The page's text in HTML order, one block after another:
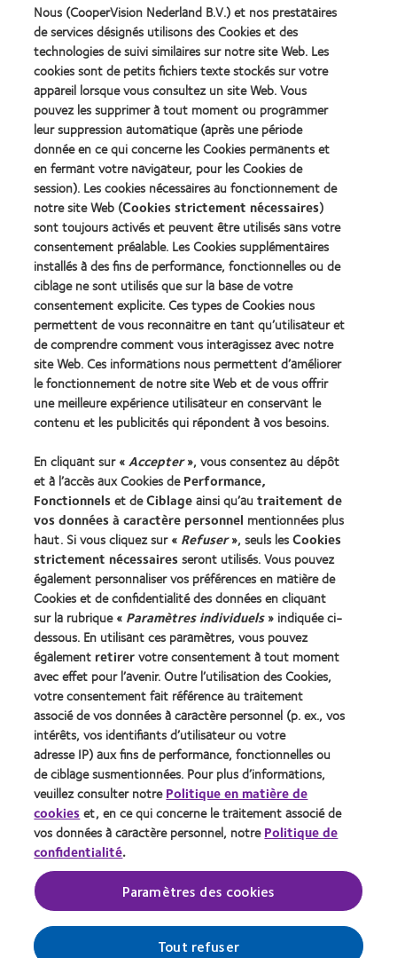
Learn
more
about
Récompense
Silmo
d’Or
du
meilleur
produit
pour
MyDay™
(2013)
Learn
more
about
Contact
Lens
Product
of
the
Year
(2013)
Learn
more
about
2012
&
2010
Best
Companies
for
Leaders
(2012)
Learn
more
about
2011
Best
Factory
Awards
(2011)
Learn
more
about
ODMA
2011
(2011)
Learn
more
about
2012
REBRAND
100®
Global
Award
(2012)
Nos produits
Technologie des lentilles de contact
Trouver un specialiste
Lentilles de contact et vision
Nouveau porteur
Porteur de longue date
À propos de CooperVision
Carrières
Actualites
Contact
Legal
Politique de confidentialité
Cookies
Conditions d'utilisation
Gérer les préférences relatives au consentement
Nous (CooperVision Nederland B.V.) et nos prestataires
de services désignés utilisons des Cookies et des
technologies de suivi similaires sur notre site Web. Les
cookies sont de petits fichiers texte stockés sur votre
appareil lorsque vous consultez un site Web. Vous
pouvez les supprimer à tout moment ou programmer
leur suppression automatique (après une période
donnée en ce qui concerne les Cookies permanents et
en fermant votre navigateur, pour les Cookies de
session). Les cookies nécessaires au fonctionnement de
notre site Web (Cookies strictement nécessaires)
sont toujours activés et peuvent être utilisés sans votre
consentement préalable. Les Cookies supplémentaires
installés à des fins de performance, fonctionnelles ou de
ciblage ne sont utilisés que sur la base de votre
consentement explicite. Ces types de Cookies nous
permettent de vous reconnaitre en tant qu’utilisateur et
de comprendre comment vous interagissez avec notre
site Web. Ces informations nous permettent d’améliorer
le fonctionnement de notre site Web et de vous offrir
une meilleure expérience utilisateur en conservant le
contenu et les publicités qui répondent à vos besoins.
En cliquant sur «Accepter», vous consentez au dépôt
et à l’accès aux Cookies dePerformance,
Fonctionnelset deCiblageainsi qu’autraitement de
vos données à caractère personnel mentionnées plus
haut. Si vous cliquez sur « Refuser», seuls lesCookies
strictement nécessairesseront utilisés. Vous pouvez
également personnaliser vos préférences en matière de
Cookies et de confidentialité des données en cliquant
sur la rubrique « Paramètres individuels» indiquée ci-
dessous. En utilisant ces paramètres, vous pouvez
également retirervotre consentement à tout moment
avec effet pour l’avenir. Outre l’utilisation des Cookies,
votre consentement fait référence au traitement
associé de vos données à caractère personnel (p. ex., vos
intérêts, vos identifiants d’utilisateur ou votre
adresse IP) aux fins de performance, fonctionnelles ou
de ciblage susmentionnées. Pour plus d’informations,
veuillez consulter notrePolitique en matière de
cookieset, en ce qui concerne le traitement associé de
vos données à caractère personnel, notrePolitique de
confidentialité.
Paramètres des cookies
Tout refuser